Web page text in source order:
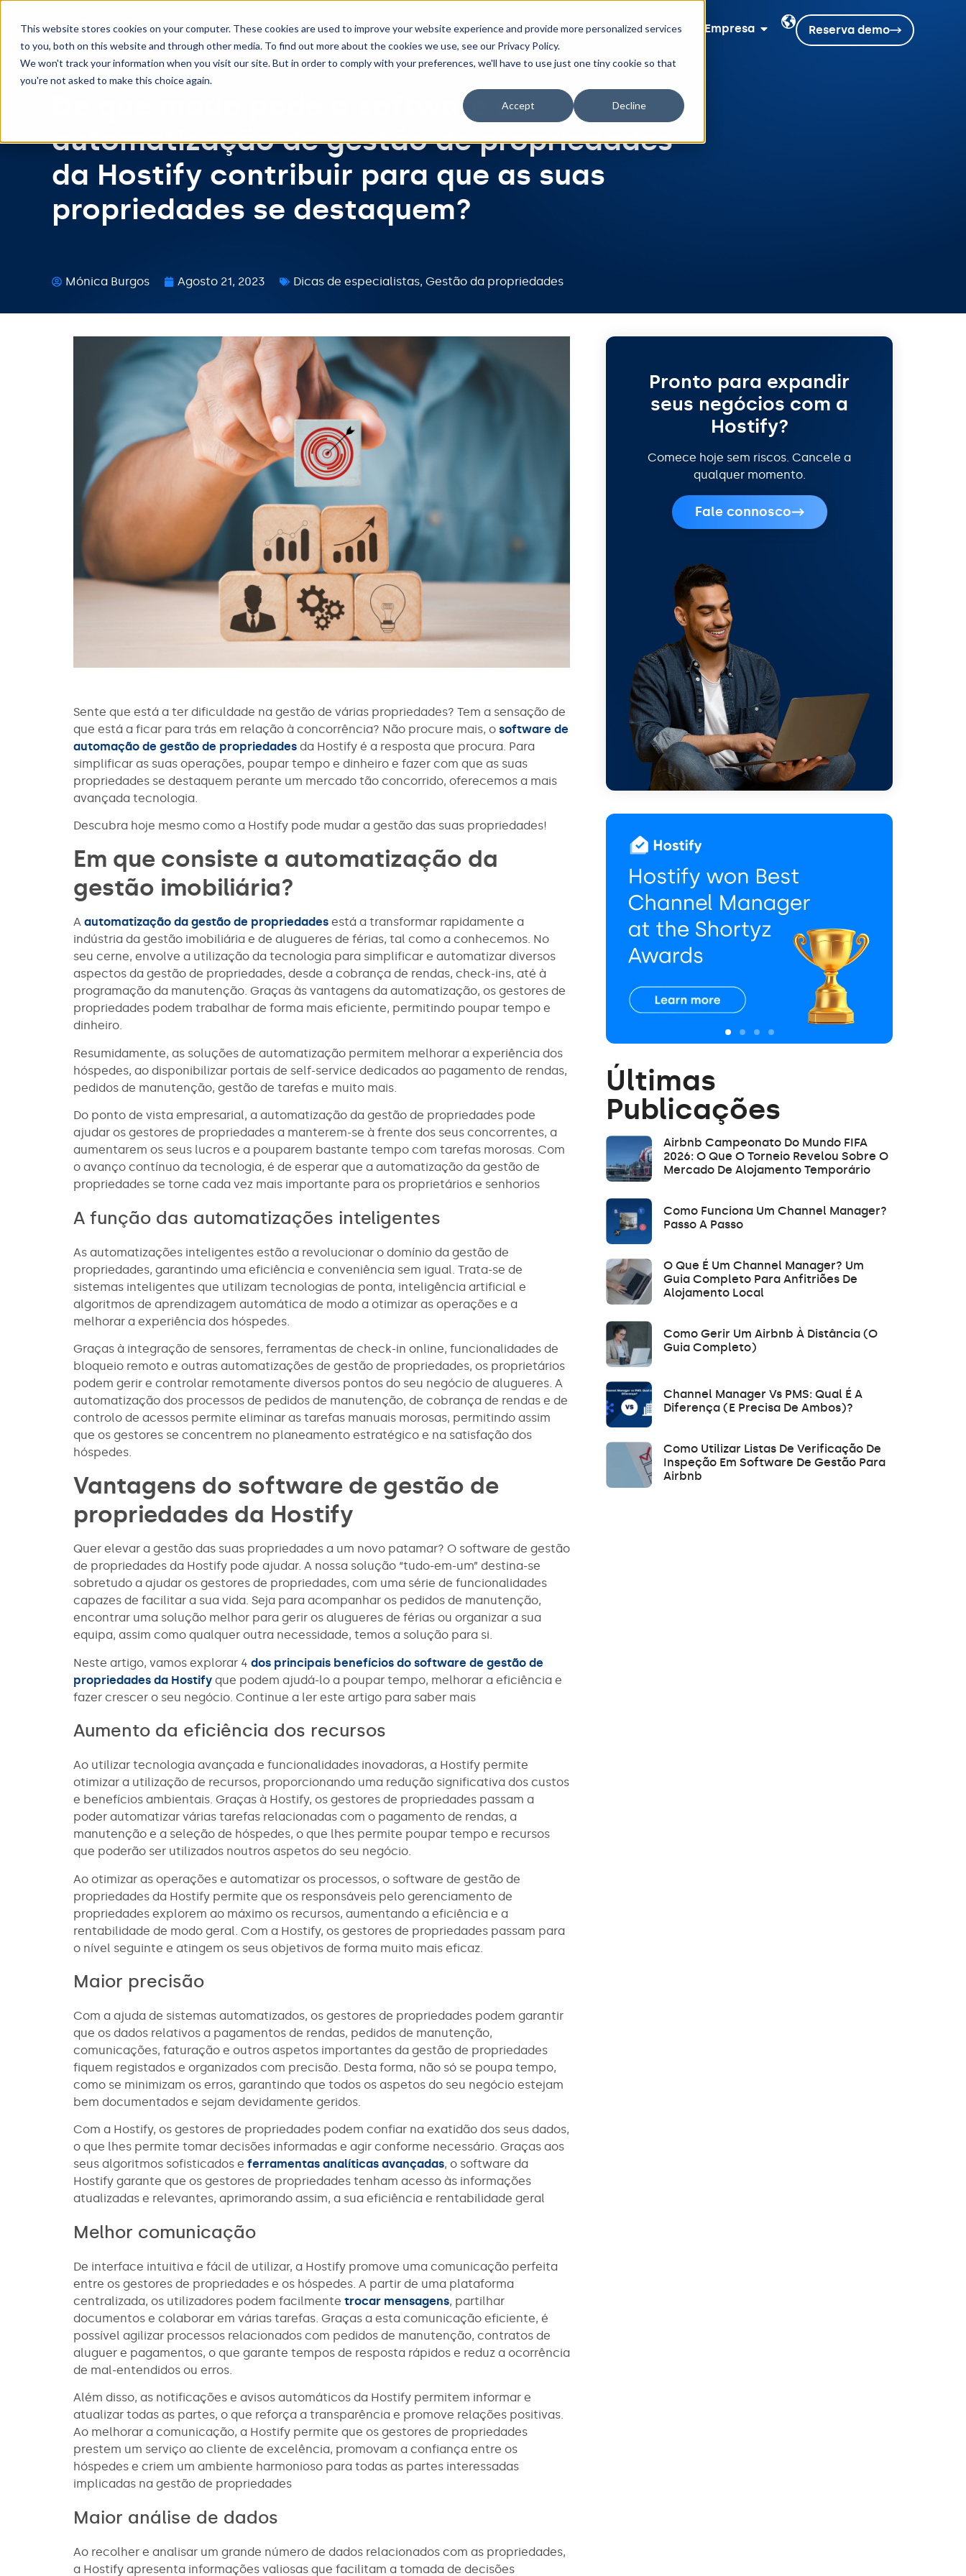
This website stores cookies on your computer. These cookies are used to improve your website experience and provide more personalized services
to you, both on this website and through other media. To find out more about the cookies we use, see our Privacy Policy.
We won't track your information when you visit our site. But in order to comply with your preferences, we'll have to use just one tiny cookie so that
you're not asked to make this choice again.
Accept Decline
Ferramentas Integrações Preços Recursos Empresa Reserva demo
De que modo pode o software de
automatização de gestão de propriedades
da Hostify contribuir para que as suas
propriedades se destaquem?
Mónica Burgos Agosto 21, 2023 Dicas de especialistas, Gestão da propriedades
Sente que está a ter dificuldade na gestão de várias propriedades? Tem a sensação de
que está a ficar para trás em relação à concorrência? Não procure mais, o software de
automação de gestão de propriedades da Hostify é a resposta que procura. Para
simplificar as suas operações, poupar tempo e dinheiro e fazer com que as suas
propriedades se destaquem perante um mercado tão concorrido, oferecemos a mais
avançada tecnologia.
Descubra hoje mesmo como a Hostify pode mudar a gestão das suas propriedades!
Em que consiste a automatização da
gestão imobiliária?
A automatização da gestão de propriedades está a transformar rapidamente a
indústria da gestão imobiliária e de alugueres de férias, tal como a conhecemos. No
seu cerne, envolve a utilização da tecnologia para simplificar e automatizar diversos
aspectos da gestão de propriedades, desde a cobrança de rendas, check-ins, até à
programação da manutenção. Graças às vantagens da automatização, os gestores de
propriedades podem trabalhar de forma mais eficiente, permitindo poupar tempo e
dinheiro.
Resumidamente, as soluções de automatização permitem melhorar a experiência dos
hóspedes, ao disponibilizar portais de self-service dedicados ao pagamento de rendas,
pedidos de manutenção, gestão de tarefas e muito mais.
Do ponto de vista empresarial, a automatização da gestão de propriedades pode
ajudar os gestores de propriedades a manterem-se à frente dos seus concorrentes, a
aumentarem os seus lucros e a pouparem bastante tempo com tarefas morosas. Com
o avanço contínuo da tecnologia, é de esperar que a automatização da gestão de
propriedades se torne cada vez mais importante para os proprietários e senhorios
A função das automatizações inteligentes
As automatizações inteligentes estão a revolucionar o domínio da gestão de
propriedades, garantindo uma eficiência e conveniência sem igual. Trata-se de
sistemas inteligentes que utilizam tecnologias de ponta, inteligência artificial e
algoritmos de aprendizagem automática de modo a otimizar as operações e a
melhorar a experiência dos hóspedes.
Graças à integração de sensores, ferramentas de check-in online, funcionalidades de
bloqueio remoto e outras automatizações de gestão de propriedades, os proprietários
podem gerir e controlar remotamente diversos pontos do seu negócio de alugueres. A
automatização dos processos de pedidos de manutenção, de cobrança de rendas e de
controlo de acessos permite eliminar as tarefas manuais morosas, permitindo assim
que os gestores se concentrem no planeamento estratégico e na satisfação dos
hóspedes.
Vantagens do software de gestão de
propriedades da Hostify
Quer elevar a gestão das suas propriedades a um novo patamar? O software de gestão
de propriedades da Hostify pode ajudar. A nossa solução “tudo-em-um” destina-se
sobretudo a ajudar os gestores de propriedades, com uma série de funcionalidades
capazes de facilitar a sua vida. Seja para acompanhar os pedidos de manutenção,
encontrar uma solução melhor para gerir os alugueres de férias ou organizar a sua
equipa, assim como qualquer outra necessidade, temos a solução para si.
Neste artigo, vamos explorar 4 dos principais benefícios do software de gestão de
propriedades da Hostify que podem ajudá-lo a poupar tempo, melhorar a eficiência e
fazer crescer o seu negócio. Continue a ler este artigo para saber mais
Aumento da eficiência dos recursos
Ao utilizar tecnologia avançada e funcionalidades inovadoras, a Hostify permite
otimizar a utilização de recursos, proporcionando uma redução significativa dos custos
e benefícios ambientais. Graças à Hostify, os gestores de propriedades passam a
poder automatizar várias tarefas relacionadas com o pagamento de rendas, a
manutenção e a seleção de hóspedes, o que lhes permite poupar tempo e recursos
que poderão ser utilizados noutros aspetos do seu negócio.
Ao otimizar as operações e automatizar os processos, o software de gestão de
propriedades da Hostify permite que os responsáveis pelo gerenciamento de
propriedades explorem ao máximo os recursos, aumentando a eficiência e a
rentabilidade de modo geral. Com a Hostify, os gestores de propriedades passam para
o nível seguinte e atingem os seus objetivos de forma muito mais eficaz.
Maior precisão
Com a ajuda de sistemas automatizados, os gestores de propriedades podem garantir
que os dados relativos a pagamentos de rendas, pedidos de manutenção,
comunicações, faturação e outros aspetos importantes da gestão de propriedades
fiquem registados e organizados com precisão. Desta forma, não só se poupa tempo,
como se minimizam os erros, garantindo que todos os aspetos do seu negócio estejam
bem documentados e sejam devidamente geridos.
Com a Hostify, os gestores de propriedades podem confiar na exatidão dos seus dados,
o que lhes permite tomar decisões informadas e agir conforme necessário. Graças aos
seus algoritmos sofisticados e ferramentas analíticas avançadas, o software da
Hostify garante que os gestores de propriedades tenham acesso às informações
atualizadas e relevantes, aprimorando assim, a sua eficiência e rentabilidade geral
Melhor comunicação
De interface intuitiva e fácil de utilizar, a Hostify promove uma comunicação perfeita
entre os gestores de propriedades e os hóspedes. A partir de uma plataforma
centralizada, os utilizadores podem facilmente trocar mensagens, partilhar
documentos e colaborar em várias tarefas. Graças a esta comunicação eficiente, é
possível agilizar processos relacionados com pedidos de manutenção, contratos de
aluguer e pagamentos, o que garante tempos de resposta rápidos e reduz a ocorrência
de mal-entendidos ou erros.
Além disso, as notificações e avisos automáticos da Hostify permitem informar e
atualizar todas as partes, o que reforça a transparência e promove relações positivas.
Ao melhorar a comunicação, a Hostify permite que os gestores de propriedades
prestem um serviço ao cliente de excelência, promovam a confiança entre os
hóspedes e criem um ambiente harmonioso para todas as partes interessadas
implicadas na gestão de propriedades
Maior análise de dados
Ao recolher e analisar um grande número de dados relacionados com as propriedades,
a Hostify apresenta informações valiosas que facilitam a tomada de decisões
Pronto para expandir
seus negócios com a
Hostify?
Comece hoje sem riscos. Cancele a
qualquer momento.
Fale connosco
Últimas
Publicações
Airbnb Campeonato Do Mundo FIFA
2026: O Que O Torneio Revelou Sobre O
Mercado De Alojamento Temporário
Como Funciona Um Channel Manager?
Passo A Passo
O Que É Um Channel Manager? Um
Guia Completo Para Anfitriões De
Alojamento Local
Como Gerir Um Airbnb À Distância (O
Guia Completo)
Channel Manager Vs PMS: Qual É A
Diferença (e Precisa De Ambos)?
Como Utilizar Listas De Verificação De
Inspeção Em Software De Gestão Para
Airbnb